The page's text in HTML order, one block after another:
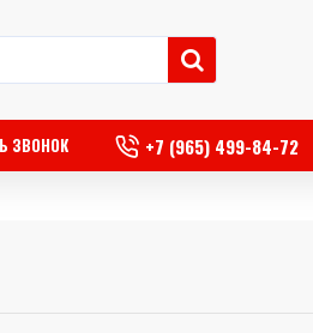
ЗВОНОК +7 (965) 499-84-72